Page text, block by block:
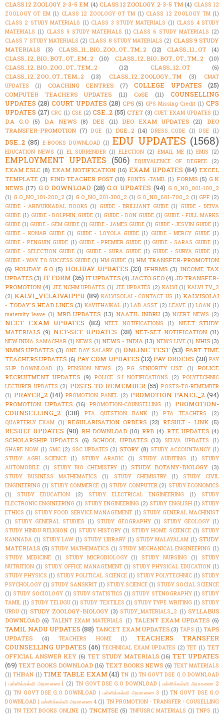
CLASS 12 ZOOLOGY 2-3-5 EM (4) CLASS 12 ZOOLOGY 2-3-5 TM (4) CLASS 12
ZOOLOGY OT EM (1) CLASS 12 ZOOLOGY OT TM (1) CLASS 12 ZOOLOGY TM (1)
CLASS 2 STUDY MATERIALS (1) CLASS 3 STUDY MATERIALS (1) CLASS 4 STUDY
MATERIALS (1) CLASS 5 STUDY MATERIALS (1) CLASS 6 STUDY MATERIALS (2)
CLASS 7 STUDY MATERIALS (2) CLASS 8 STUDY MATERIALS (2) CLASS 9 STUDY
MATERIALS
(3) CLASS_11_BIO_ZOO_OT_TM_2 (12) CLASS_11_OT
(4)
CLASS_12_BIO_BOT_OT_EM_2
(10) CLASS_12_BIO_BOT_OT_TM_2
(10)
CLASS_12_BIO_ZOO_OT_TEM_2
(12) CLASS_12_OT
(6)
CLASS_12_ZOO_OT_TEM_2
(13) CLASS_12_ZOOLOGY_TM (3)
CMAT
UPDATES
(1) COACHING CENTRES (7) COLLEGE UPDATES (25)
COMPUTER TEACHERS UPDATES (11) CoSE (11)
COUNSELLING
UPDATES (28) COURT UPDATES (28) CPS (5) CPS Missing Credit (1) CPS
UPDATES (27) CRC (1) CSE (2) CSE_2 (55) CTET (3) CUET EXAM UPDATES (1)
D.A G.O (5) D.A NEWS (8) DEE (11) DEO EXAM UPDATES (21)
DEO
TRANSFER-PROMOTION (7) DGE (1) DGE_2 (14) DRESS_CODE (1) DSE (1)
DSE_2 (85) E-BOOKS DOWNLOAD (1) EDU UPDATES (1568)
EDUCATION NEWS (1) EL SURRENDER (1) ELECTION (2) EMAIL ME (1) EMIS (2)
EMPLOYMENT UPDATES (506) EQUIVALENCE OF DEGREE (2)
EXAM ESLC (8) EXAM NOTIFICATION (16) EXAM UPDATES (84) EXCEL
TEMPLATE (3) FIND TEACHER POST (10) FONTS -TAMIL (1) FORMS (5) G.K
NEWS (17) G.O DOWNLOAD (28) G.O UPDATES (94) G.O_NO_001-100_2
(1) G.O_NO_101-200_2 (2) G.O_NO_201-300_2 (1) G.O_NO_601-700_2 (1) GPF (2)
GUIDE - ARIVUKKADAL BOOKS (1) GUIDE - BRILLIANT GUIDE (1) GUIDE - DEIVA
GUIDE (1) GUIDE - DOLPHIN GUIDE (1) GUIDE - DON GUIDE (1) GUIDE - FULL MARKS
GUIDE (1) GUIDE - GEM GUIDE (1) GUIDE - JAMES GUIDE (1) GUIDE - JESVIN GUIDE (1)
GUIDE - KONAR GUIDE (1) GUIDE - LOYOLA GUIDE (1) GUIDE - MERCY GUIDE (1)
GUIDE - PENGUIN GUIDE (1) GUIDE - PREMIER GUIDE (1) GUIDE - SARAS GUIDE (1)
GUIDE - SELECTION GUIDE (1) GUIDE - SURA GUIDE (1) GUIDE - SURYA GUIDE (1)
GUIDE - WAY TO SUCCESS GUIDE (1) HM GUIDE (1) HM TRANSFER-PROMOTION
(6) HOLIDAY G.O (5) HOLIDAY UPDATES (23) IFHRMS (3) INCOME TAX
UPDATES (3) IT FORM (26) IT UPDATES (4) JACTO GEO (4) JD TRANSFER-
PROMOTION (4) JEE NCHM UPDATES (1) JEE UPDATES (2) KALVI (1) KALVI TV_2
(2) KALVI_VELAIVAIPPU (89) KALVISOLAI - CONTACT US (1) KALVISOLAI
- TODAY'S HEAD LINES (3) KAVITHAIKAL (1) LAB ASST (2) LEAVE (1) LOAN (1)
maternity leave (1) MRB UPDATES (13) NAATIL INDRU (3) NCERT NEWS (2)
NEET EXAM UPDATES (82) NEET NOTIFICATIONS (1)
NEET STUDY
MATERIALS (9) NET-SET UPDATES (28) NET-SET NOTIFICATION (11)
NEW INDIA SAMACHAR (1) NEWS (1) NEWS - INDIA (13) NEWS LIVE (1) NHIS (3)
NMMS UPDATES (3) ONE DAY SALARY (1) ONLINE TEST (53) PART TIME
TEACHERS UPDATES (6) PAY COM UPDATES (32) PAY ORDERS (28) PAY
SLIP DOWNLOAD
(1) PENSION NEWS (2) PG SENIORITY LIST (1)
POLICE
RECRUITMENT UPDATES (9) POLICE S.I NOTIFICATIONS (2) POLYTECHNIC
LECTURER UPDATES (2) POSTS TO REMEMBER (55) POSTS-TO-REMEMBER
(1) PRAYER_2 (141) PROMOTION PANEL (2) PROMOTION PANEL_2 (94)
PROMOTION UPDATES (16) PROMOTION-COUNSELLING (1)
PROMOTION-
COUNSELLING_2 (138) PTA QUESTION BANK (1) PTA TEACHERS
(2)
QUARTERLY EXAM (1) REGULARISATION ORDERS (22) RESULT - LINK (5)
RESULT UPDATES (90) RH DOWNLOAD (10) RRB (4) RTE UPDATES (4)
SCHOLARSHIP UPDATES (6) SCHOOL UPDATES (13) SELVA UPDATES
(1)
SHARE NOW (1) SMC (2) SSC UPDATES (2) STORY (8) STUDY ACCOUNTANCY (1)
STUDY AGRI SCIENCE
(1) STUDY ARABIC (1) STUDY AUDITING (1)
STUDY
AUTOMOBILE (1) STUDY BIO CHEMISTRY (1) STUDY BOTANY-BIOLOGY (3)
STUDY BUSINESS MATHEMATICS (1) STUDY CHEMISTRY (1)
STUDY CIVIL
ENGINEERING (1) STUDY COMMERCE (1) STUDY COMPUTER (2) STUDY ECONOMICS
(1)
STUDY EDUCATION (2) STUDY ELECTRICAL ENGINEERING (1)
STUDY
ELECTRONIC ENGINEERING (1) STUDY ENGINEERING (2) STUDY ENGLISH (1) STUDY
ETHICS (1) STUDY FOOD SERVICE MANAGEMENT (1) STUDY GENERAL MACHINIST
(1) STUDY GENERAL STUDIES (1) STUDY GEOGRAPHY (1) STUDY GEOLOGY (1)
STUDY HINDU RELIGION (1) STUDY HISTORY (1) STUDY HOME SCIENCE (1) STUDY
KANNADA (1) STUDY LAW (1) STUDY LIBRARY (1) STUDY MALAYALAM (1) STUDY
MATERIALS (5) STUDY MATHEMATICS (1) STUDY MECHANICAL ENGINEERING (1)
STUDY MEDICINE
(1) STUDY MICROBIOLOGY (1) STUDY NURSING (1)
STUDY
NUTRITION (1) STUDY OFFICE MANAGEMENT (1) STUDY PHYSICAL EDUCATION (1)
STUDY PHYSICS (1) STUDY POLITICAL SCIENCE (1) STUDY POLYTECHNIC (1) STUDY
PSYCHOLOGY (1) STUDY SANSKRIT (1) STUDY SCIENCE (1) STUDY SOCIAL SCIENCE
(1) STUDY SOCIOLOGY (1) STUDY STATISTICS (1) STUDY STENOGRAPHY (1) STUDY
TAMIL (1) STUDY TELUGU (1) STUDY TEXTILES (1) STUDY TYPE WRITING (1) STUDY
URDU (1) STUDY ZOOLOGY-BIOLOGY (3) STUDY_MATERIALS_2 (1) SYLLABUS
DOWNLOAD (6) TALENT EXAM MATERIALS (1) TALENT EXAM UPDATES (6)
TAMIL NADU UPDATES (88) TANCET EXAM UPDATES (3) TAPS (1) TAPS
UPDATES
(4) TEACHERS HOME (1)
TEACHERS TRANSFER
COUNSELLING UPDATES (46) TECHNICAL EXAM UPDATES (2) TET (1) TET
OFFICIAL ANSWER KEY (6) TET STUDY MATERIALS (16) TET UPDATES
(69) TEXT BOOKS DOWNLOAD (16) TEXT BOOKS NEWS (6) TEXT MATERIALS
(1) THIRAN (1) TIME TABLE EXAM (41) TN (1) TN GOVT DSE G.O DOWNLOAD
| பள்ளிக்கல்வி அரசாணை 1 (2) TN GOVT DSE G.O DOWNLOAD | பள்ளிக்கல்வி அரசாணை 2
(1) TN GOVT DSE G.O DOWNLOAD | பள்ளிக்கல்வி அரசாணை 3 (1) TN GOVT DSE G.O
DOWNLOAD | பள்ளிக்கல்வி அரசாணை 4 (1) TN PROMOTION - TRANSFER - COUSELLING
(1) TN TEXT BOOKS ONLINE (1) TNCMTSE (5) TNFUSRC MATERIALS (1) TNPS (1)